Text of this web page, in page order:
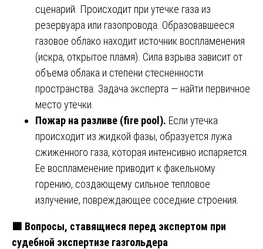
сценарий. Происходит при утечке газа из
резервуара или газопровода. Образовавшееся
газовое облако находит источник воспламенения
(искра, открытое пламя). Сила взрыва зависит от
объема облака и степени стесненности
пространства. Задача эксперта — найти первичное
место утечки.
Пожар на разливе (fire pool). Если утечка
происходит из жидкой фазы, образуется лужа
сжиженного газа, которая интенсивно испаряется.
Ее воспламенение приводит к факельному
горению, создающему сильное тепловое
излучение, повреждающее соседние строения.
🟩 Вопросы, ставящиеся перед экспертом при
судебной экспертизе газгольдера